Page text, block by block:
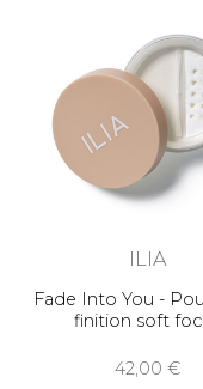
ILIA
Fade Into You -
finition soft
42,00